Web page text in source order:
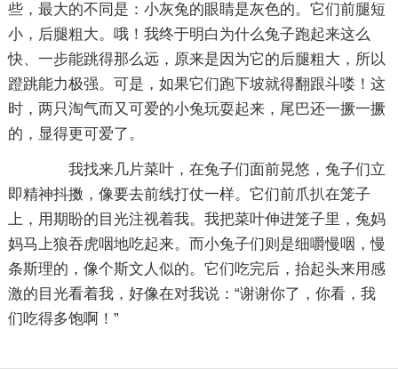
些，最大的不同是：小灰兔的眼睛是灰色的。它们前腿短
小，后腿粗大。哦！我终于明白为什么兔子跑起来这么
快、一步能跳得那么远，原来是因为它的后腿粗大，所以
蹬跳能力极强。可是，如果它们跑下坡就得翻跟斗喽！这
时，两只淘气而又可爱的小兔玩耍起来，尾巴还一撅一撅
的，显得更可爱了。
我找来几片菜叶，在兔子们面前晃悠，兔子们立
即精神抖擞，像要去前线打仗一样。它们前爪扒在笼子
上，用期盼的目光注视着我。我把菜叶伸进笼子里，兔妈
妈马上狼吞虎咽地吃起来。而小兔子们则是细嚼慢咽，慢
条斯理的，像个斯文人似的。它们吃完后，抬起头来用感
激的目光看着我，好像在对我说：“谢谢你了，你看，我
们吃得多饱啊！”